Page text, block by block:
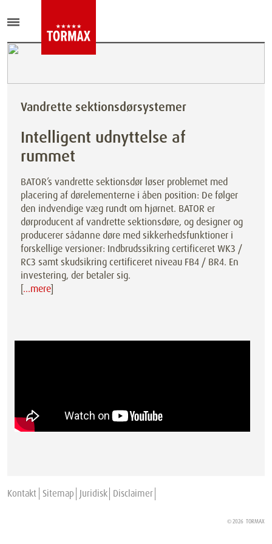
Vandrette sektionsdørsystemer
Intelligent udnyttelse af
rummet
BATOR’s vandrette sektionsdør løser problemet med
placering af dørelementerne i åben position: De følger
den indvendige væg rundt om hjørnet. BATOR er
dørproducent af vandrette sektionsdøre, og designer og
producerer sådanne døre med sikkerhedsfunktioner i
forskellige versioner: Indbrudssikring certificeret WK3 /
RC3 samt skudsikring certificeret niveau FB4 / BR4. En
investering, der betaler sig.
[…mere]
Kontakt Sitemap Juridisk Disclaimer
© 2026 TORMAX